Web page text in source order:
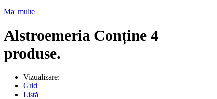
Mai multe
Alstroemeria Conține 4
produse.
Vizualizare:
Grid
Listă